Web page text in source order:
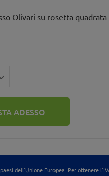
Olivari su rosetta quadrata
ADESSO
dell'Unione Europea. Per ottenere